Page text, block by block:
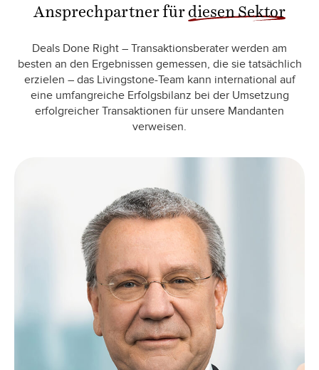
Ansprechpartner für diesen Sektor
Deals Done Right – Transaktionsberater werden am
besten an den Ergebnissen gemessen, die sie tatsächlich
erzielen – das Livingstone-Team kann international auf
eine umfangreiche Erfolgsbilanz bei der Umsetzung
erfolgreicher Transaktionen für unsere Mandanten
verweisen.